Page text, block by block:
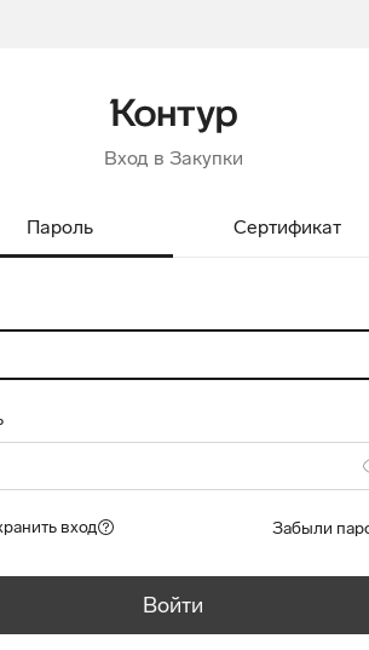
Вход в Закупки
Пароль Сертификат
вход Забыли
Войти